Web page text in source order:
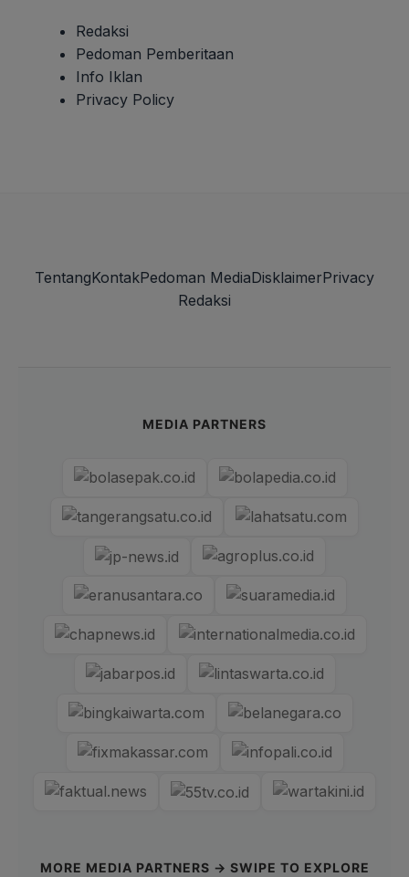
Redaksi
Pedoman Pemberitaan
Info Iklan
Privacy Policy
TentangKontakPedoman MediaDisklaimerPrivacy
Redaksi
MEDIA PARTNERS
MORE MEDIA PARTNERS → SWIPE TO EXPLORE